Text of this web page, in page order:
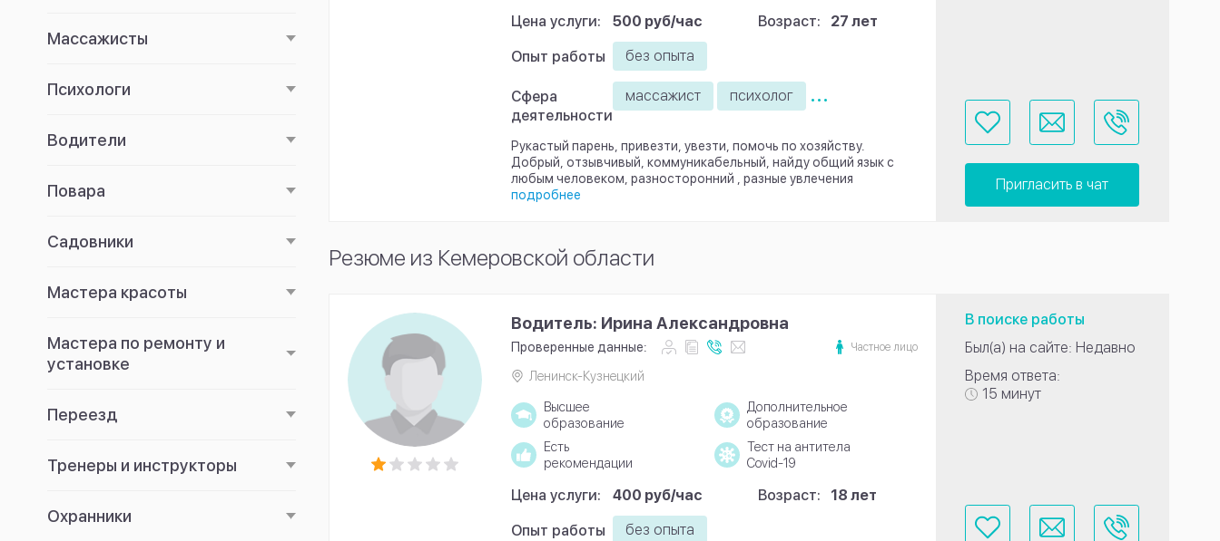
Массажисты
Психологи
Водители
Повара
Садовники
Мастера красоты
Мастера по ремонту и
установке
Переезд
Тренеры и инструкторы
Охранники
Цена услуги: 500 руб/час Возраст: 27 лет
Опыт работы без опыта
Сфера
деятельности
массажист психолог ...
Рукастый парень, привезти, увезти, помочь по хозяйству.
Добрый, отзывчивый, коммуникабельный, найду общий язык с
любым человеком, разносторонний , разные увлечения
подробнее
Пригласить в чат
Резюме из Кемеровской области
Водитель: Ирина Александровна
Проверенные данные: Частное лицо
Ленинск-Кузнецкий
Высшее
образование
Дополнительное
образование
Есть
рекомендации
Тест на антитела
Covid-19
Цена услуги: 400 руб/час Возраст: 18 лет
Опыт работы без опыта
В поиске работы
Был(а) на сайте: Недавно
Время ответа:
15 минут